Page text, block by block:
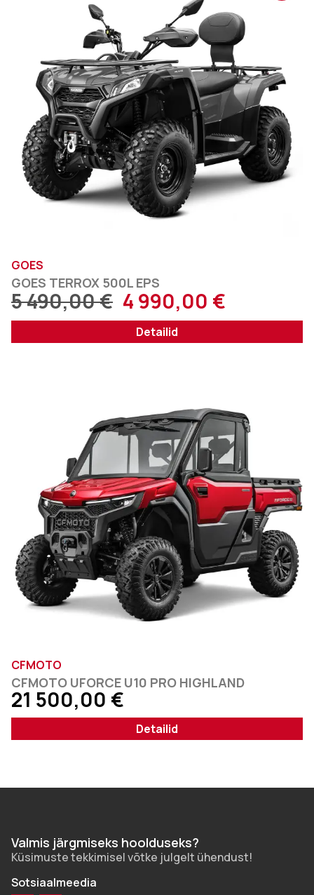
GOES
GOES TERROX 500L EPS
5 490,00€ 4 990,00 €
Detailid
CFMOTO
CFMOTO UFORCE U10 PRO HIGHLAND
21 500,00 €
Detailid
Valmis järgmiseks hoolduseks?
Küsimuste tekkimisel võtke julgelt ühendust!
Sotsiaalmeedia